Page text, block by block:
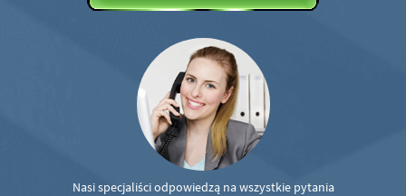
Nasi specjaliści odpowiedzą na wszystkie pytania